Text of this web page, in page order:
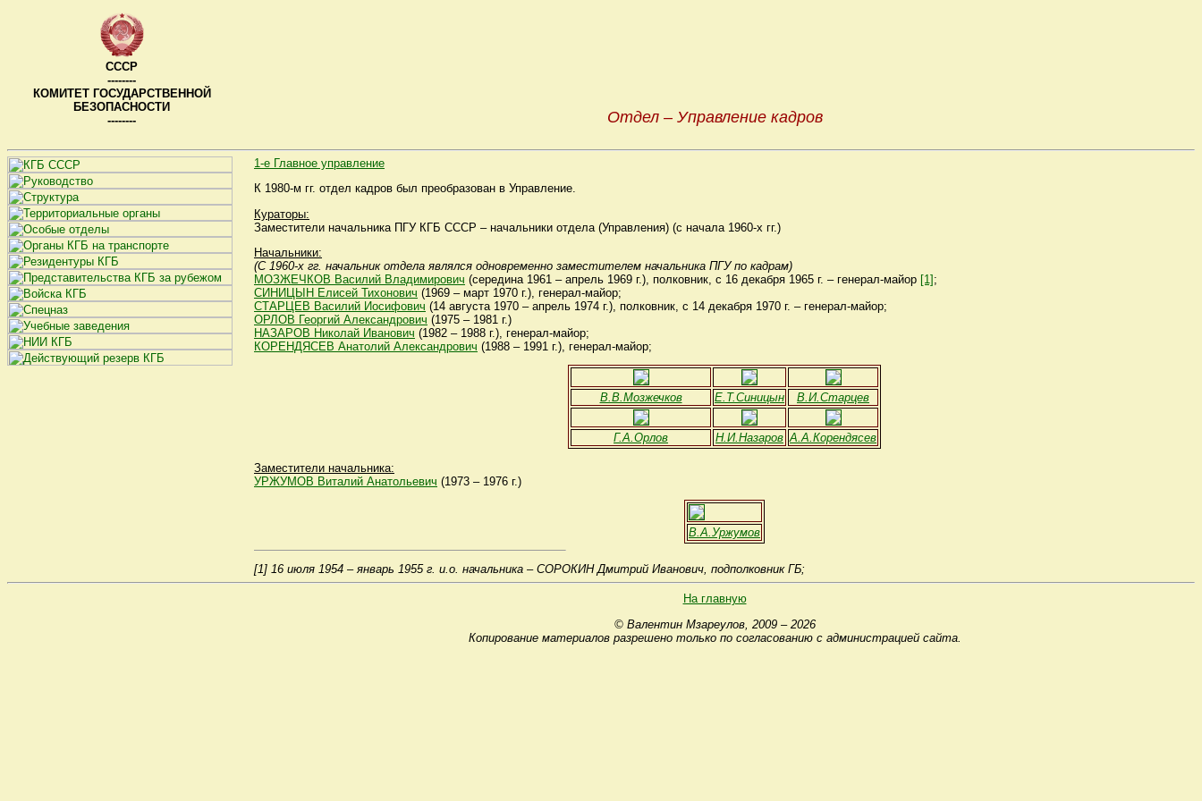
СССР
--------
КОМИТЕТ ГОСУДАРСТВЕННОЙ
БЕЗОПАСНОСТИ
--------
Отдел – Управление кадров
1-е Главное управление
К 1980-м гг. отдел кадров был преобразован в Управление.
Кураторы:
Заместители начальника ПГУ КГБ СССР – начальники отдела (Управления) (с начала 1960-х гг.)
Начальники:
(С 1960-х гг. начальник отдела являлся одновременно заместителем начальника ПГУ по кадрам)
МОЗЖЕЧКОВ Василий Владимирович (середина 1961 – апрель 1969 г.), полковник, с 16 декабря 1965 г. – генерал-майор [1] ;
СИНИЦЫН Елисей Тихонович (1969 – март 1970 г.), генерал-майор;
СТАРЦЕВ Василий Иосифович (14 августа 1970 – апрель 1974 г.), полковник, с 14 декабря 1970 г. – генерал-майор;
ОРЛОВ Георгий Александрович (1975 – 1981 г.)
НАЗАРОВ Николай Иванович (1982 – 1988 г.), генерал-майор;
КОРЕНДЯСЕВ Анатолий Александрович (1988 – 1991 г.), генерал-майор;
В.В.Мозжечков Е.Т.Синицын В.И.Старцев
Г.А.Орлов Н.И.Назаров А.А.Корендясев
Заместители начальника:
УРЖУМОВ Виталий Анатольевич (1973 – 1976 г.)
В.А.Уржумов
[1] 16 июля 1954 – январь 1955 г. и.о. начальника – СОРОКИН Дмитрий Иванович, подполковник ГБ;
На главную
© Валентин Мзареулов, 2009 – 2026
Копирование материалов разрешено только по согласованию с администрацией сайта.